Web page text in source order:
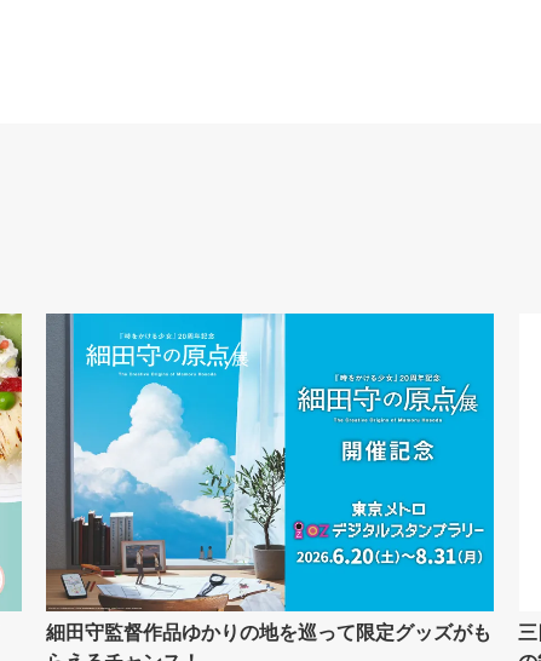
細田守監督作品ゆかりの地を巡って限定グッズがも